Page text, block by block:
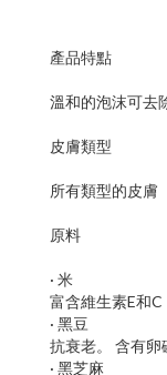
產品特點
溫和的泡沫可去
皮膚類型
所有類型的皮膚
原料
· 米
富含維生素E和
· 黑豆
抗衰老。 含有卵
· 黑芝麻